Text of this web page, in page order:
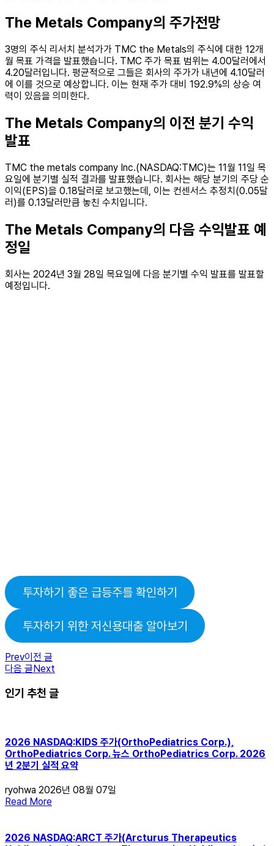
The Metals Company의 주가전망
3명의 주식 리서치 분석가가 TMC the Metals의 주식에 대한 12개
월 목표 가격을 발표했습니다. TMC 주가 목표 범위는 4.00달러에서
4.20달러입니다. 평균적으로 그들은 회사의 주가가 내년에 4.10달러
에 이를 것으로 예상합니다. 이는 현재 주가 대비 192.9%의 상승 여
력이 있음을 의미한다.
The Metals Company의 이전 분기 수익
발표
TMC the metals company Inc.(NASDAQ:TMC)는 11월 11일 목
요일에 분기별 실적 결과를 발표했습니다. 회사는 해당 분기의 주당 순
이익(EPS)을 0.18달러로 보고했는데, 이는 컨센서스 추정치(0.05달
러)를 0.13달러만큼 놓친 수치입니다.
The Metals Company의 다음 수익발표 예
정일
회사는 2024년 3월 28일 목요일에 다음 분기별 수익 발표를 발표할
예정입니다.
투자하기 좋은 급등주를 확인하기
투자하기 위한 저신용대출 알아보기
Prev이전 글
다음 글 Next
인기 추천 글
2026 NASDAQ:KIDS 주가(OrthoPediatrics Corp.),
OrthoPediatrics Corp. 뉴스 OrthoPediatrics Corp. 2026
년 2분기 실적 요약
ryohwa 2026년 08월 07일
Read More
2026 NASDAQ:ARCT 주가(Arcturus Therapeutics